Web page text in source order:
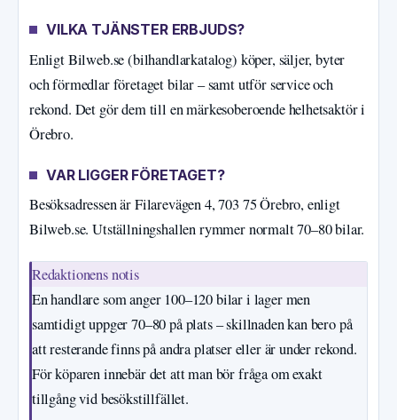
VILKA TJÄNSTER ERBJUDS?
Enligt Bilweb.se (bilhandlarkatalog) köper, säljer, byter
och förmedlar företaget bilar – samt utför service och
rekond. Det gör dem till en märkesoberoende helhetsaktör i
Örebro.
VAR LIGGER FÖRETAGET?
Besöksadressen är Filarevägen 4, 703 75 Örebro, enligt
Bilweb.se. Utställningshallen rymmer normalt 70–80 bilar.
Redaktionens notis
En handlare som anger 100–120 bilar i lager men
samtidigt uppger 70–80 på plats – skillnaden kan bero på
att resterande finns på andra platser eller är under rekond.
För köparen innebär det att man bör fråga om exakt
tillgång vid besökstillfället.